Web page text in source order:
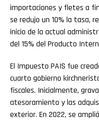
importaciones y fletes a
se redujo un 10% la tasa,
inicio de la actual
del 15% del Producto
El Impuesto PAIS fue
cuarto gobierno
fiscales. Inicialmente,
atesoramiento y las
exterior. En 2022, se